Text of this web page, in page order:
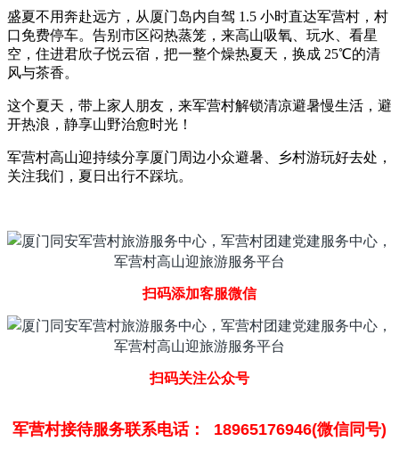
盛夏不用奔赴远方，从厦门岛内自驾 1.5 小时直达军营村，村
口免费停车。告别市区闷热蒸笼，来高山吸氧、玩水、看星
空，住进君欣子悦云宿，把一整个燥热夏天，换成 25℃的清
风与茶香。
这个夏天，带上家人朋友，来军营村解锁清凉避暑慢生活，避
开热浪，静享山野治愈时光！
军营村高山迎持续分享厦门周边小众避暑、乡村游玩好去处，
关注我们，夏日出行不踩坑。
扫码添加客服微信
扫码关注公众号
军营村接待服务联系电话： 18965176946(微信同号)